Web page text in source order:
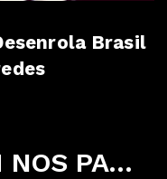
Brasil
ESCUTE TÁMBEM NOS PARCEIROS ABAIXO